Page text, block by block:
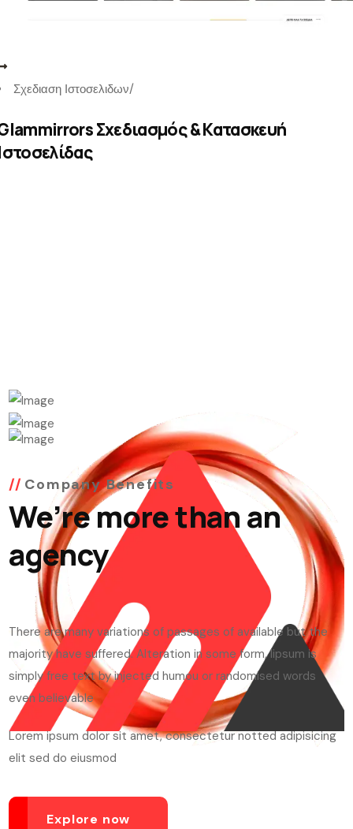
Σχεδιαση Ιστοσελιδων/
Σχεδιασμός & Κατασκευή
Company Benefits
We’re more than an
agency
There are many variations of passages of available but the
majority have suffered. Alteration in some form, lipsum is
simply free text by injected humou or randomised words
even believable
Lorem ipsum dolor sit amet, consectetur notted adipisicing
elit sed do eiusmod
Explore now